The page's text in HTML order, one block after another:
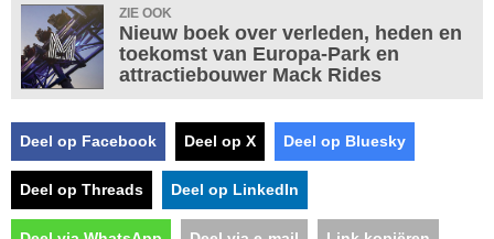
ZIE OOK
Nieuw boek over verleden, heden en
toekomst van Europa-Park en
attractiebouwer Mack Rides
Deel op Facebook Deel op X Deel op Bluesky
Deel op Threads Deel op LinkedIn